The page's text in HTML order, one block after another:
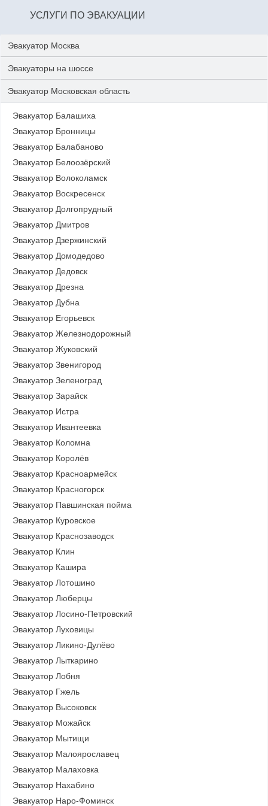
УСЛУГИ ПО ЭВАКУАЦИИ
Эвакуатор Москва
Эвакуаторы на шоссе
Эвакуатор Московская область
Эвакуатор Балашиха
Эвакуатор Бронницы
Эвакуатор Балабаново
Эвакуатор Белоозёрский
Эвакуатор Волоколамск
Эвакуатор Воскресенск
Эвакуатор Долгопрудный
Эвакуатор Дмитров
Эвакуатор Дзержинский
Эвакуатор Домодедово
Эвакуатор Дедовск
Эвакуатор Дрезна
Эвакуатор Дубна
Эвакуатор Егорьевск
Эвакуатор Железнодорожный
Эвакуатор Жуковский
Эвакуатор Звенигород
Эвакуатор Зеленоград
Эвакуатор Зарайск
Эвакуатор Истра
Эвакуатор Ивантеевка
Эвакуатор Коломна
Эвакуатор Королёв
Эвакуатор Красноармейск
Эвакуатор Красногорск
Эвакуатор Павшинская пойма
Эвакуатор Куровское
Эвакуатор Краснозаводск
Эвакуатор Клин
Эвакуатор Кашира
Эвакуатор Лотошино
Эвакуатор Люберцы
Эвакуатор Лосино-Петровский
Эвакуатор Луховицы
Эвакуатор Ликино-Дулёво
Эвакуатор Лыткарино
Эвакуатор Лобня
Эвакуатор Гжель
Эвакуатор Высоковск
Эвакуатор Можайск
Эвакуатор Мытищи
Эвакуатор Малоярославец
Эвакуатор Малаховка
Эвакуатор Нахабино
Эвакуатор Наро-Фоминск